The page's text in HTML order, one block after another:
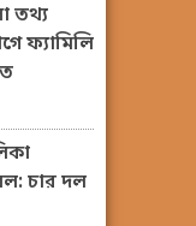
তথ্য
ফ্যামিলি
চার দল